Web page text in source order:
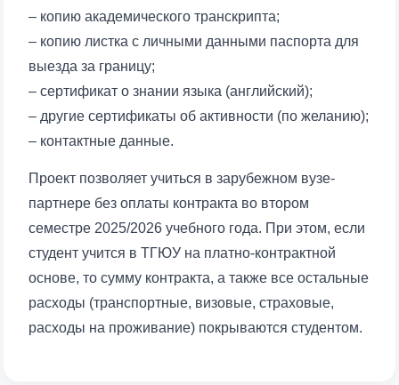
Почта
отправить
– копию академического транскрипта;
– копию листка с личными данными паспорта для
выезда за границу;
– сертификат о знании языка (английский);
– другие сертификаты об активности (по желанию);
– контактные данные.
Проект позволяет учиться в зарубежном вузе-
партнере без оплаты контракта во втором
семестре 2025/2026 учебного года. При этом, если
студент учится в ТГЮУ на платно-контрактной
основе, то сумму контракта, а также все остальные
расходы (транспортные, визовые, страховые,
расходы на проживание) покрываются студентом.